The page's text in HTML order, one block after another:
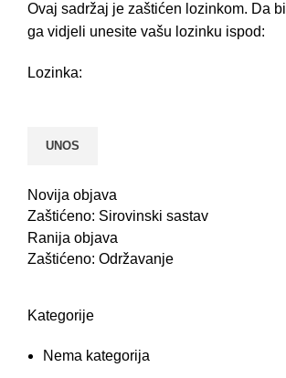
Ovaj sadržaj je zaštićen lozinkom. Da
ga vidjeli unesite vašu lozinku ispod:
Lozinka:
Novija objava
Zaštićeno: Sirovinski sastav
Ranija objava
Zaštićeno: Održavanje
Kategorije
Nema kategorija